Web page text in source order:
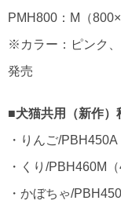
PMH800：M（
※カラー：ピンク
発売
■犬猫共用（新作）
・りんご/
・くり/PBH460M
・かぼちゃ/